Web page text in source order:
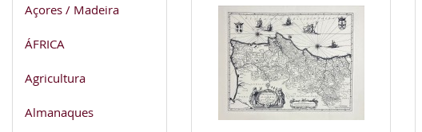
Açores / Madeira
ÁFRICA
Agricultura
Almanaques